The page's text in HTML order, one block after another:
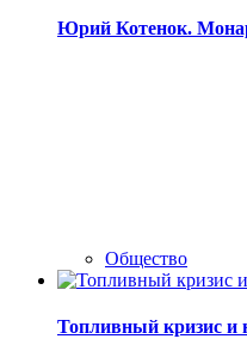
Юрий Котенок.
Общество
Топливный кризис и